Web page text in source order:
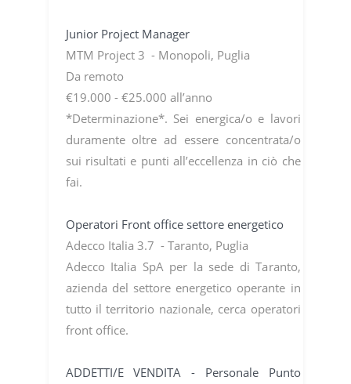
Junior Project Manager
MTM Project 3 - Monopoli, Puglia
Da remoto
€19.000 - €25.000 all’anno
*Determinazione*. Sei energica/o e lavori
duramente oltre ad essere concentrata/o
sui risultati e punti all’eccellenza in ciò che
fai.
Operatori Front office settore energetico
Adecco Italia 3.7 - Taranto, Puglia
Adecco Italia SpA per la sede di Taranto,
azienda del settore energetico operante in
tutto il territorio nazionale, cerca operatori
front office.
ADDETTI/E VENDITA - Personale Punto